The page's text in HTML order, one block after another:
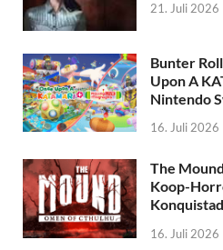
21. Juli 2026
Bunter
Upon A
Nintendo
16. Juli 2026
The
Koop-
16. Juli 2026